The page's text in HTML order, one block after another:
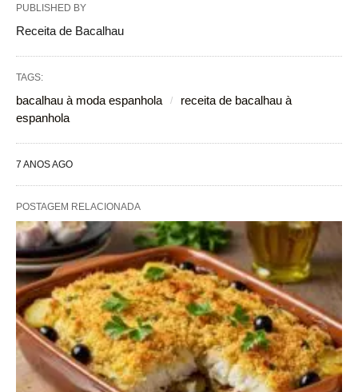
PUBLISHED BY
Receita de Bacalhau
TAGS:
bacalhau à moda espanhola
receita de bacalhau à
espanhola
7 ANOS AGO
POSTAGEM RELACIONADA